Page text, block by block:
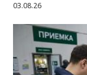
03.08.26